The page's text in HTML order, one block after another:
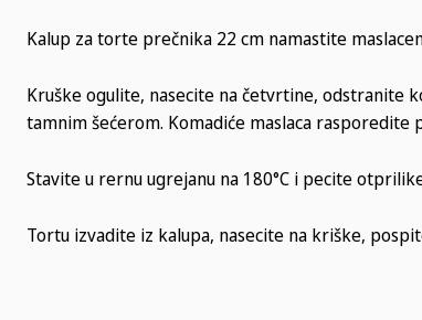
Kalup za torte prečnika 22 cm namastite
Kruške ogulite, nasecite na četvrtine, odstranite
tamnim šećerom. Komadiće maslaca rasporedite
Stavite u rernu ugrejanu na 180°C i pecite
Tortu izvadite iz kalupa, nasecite na kriške,